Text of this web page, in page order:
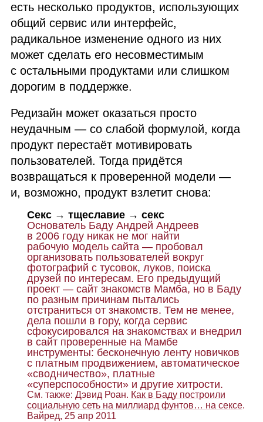
есть несколько продуктов, использующих
общий сервис или интерфейс,
радикальное изменение одного из них
может сделать его несовместимым
с остальными продуктами или слишком
дорогим в поддержке.
Редизайн может оказаться просто
неудачным — со слабой формулой, когда
продукт перестаёт мотивировать
пользователей. Тогда придётся
возвращаться к проверенной модели —
и, возможно, продукт взлетит снова:
Секс → тщеславие → секс
Основатель Баду Андрей Андреев
в 2006 году никак не мог найти
рабочую модель сайта — пробовал
организовать пользователей вокруг
фотографий с тусовок, луков, поиска
друзей по интересам. Его предыдущий
проект — сайт знакомств Мамба, но в Баду
по разным причинам пытались
отстраниться от знакомств. Тем не менее,
дела пошли в гору, когда сервис
сфокусировался на знакомствах и внедрил
в сайт проверенные на Мамбе
инструменты: бесконечную ленту новичков
с платным продвижением, автоматическое
«сводничество», платные
«суперспособности» и другие хитрости.
См. также: Дэвид Роан. Как в Баду построили
социальную сеть на миллиард фунтов… на сексе.
Вайред, 25 апр 2011